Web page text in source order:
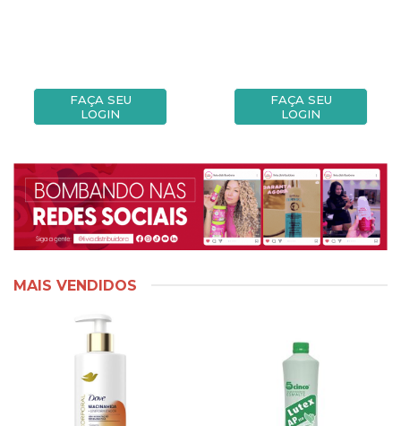
FAÇA SEU
LOGIN
FAÇA SEU
LOGIN
MAIS VENDIDOS